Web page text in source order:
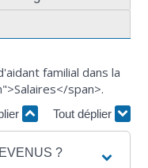
familial dans la
span>.
Tout déplier
?